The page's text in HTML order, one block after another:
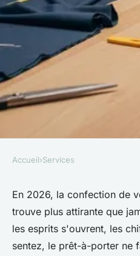
Confection de
fabrication sur
elle en 2026 ?
Accueil›Services
En 2026, la confection de
trouve plus attirante que
les esprits s'ouvrent, les
sentez, le prêt-à-porter ne